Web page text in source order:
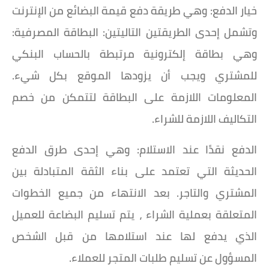
خيار الدفع: وهي طريقة دفع قيمة البضائع من الإنترنت
وتشمل إحدى الطريقتين التاليتين: البطاقة المصرفية:
وهي بطاقة إلكترونية مرتبطة بالحساب البنكي
للمشتري ويجب أن يزودها الموقع بكل شيء.
المعلومات اللازمة على البطاقة لتتمكن من خصم
التكاليف اللازمة للشراء.
الدفع نقدًا عند الاستلام: وهي إحدى طرق الدفع
الحديثة التي تعتمد على بناء الثقة المتبادلة بين
المشتري والتاجر. بعد الانتهاء من جميع الخطوات
المتعلقة بعملية الشراء ، يتم تسليم البضاعة للعميل
الذي يدفع لها عند استلامها من قبل الشخص
المسؤول عن تسليم طلبات المتجر للعملاء.